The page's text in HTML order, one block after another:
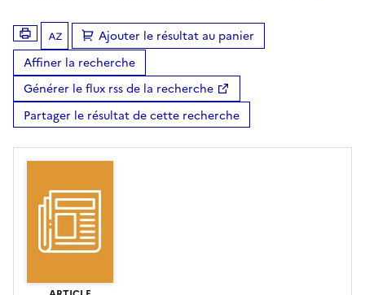
Tris disponibles (Ouverture d'une modale)
Ajouter le résultat au panier
Affiner la recherche
Générer le flux rss de la recherche
Partager le résultat de cette recherche